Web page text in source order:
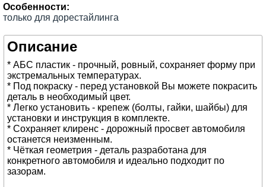
Особенности:
только для дорестайлинга
Описание
* АБС пластик - прочный, ровный, сохраняет форму при
экстремальных температурах.
* Под покраску - перед установкой Вы можете покрасить
деталь в необходимый цвет.
* Легко установить - крепеж (болты, гайки, шайбы) для
установки и инструкция в комплекте.
* Сохраняет клиренс - дорожный просвет автомобиля
останется неизменным.
* Чёткая геометрия - деталь разработана для
конкретного автомобиля и идеально подходит по
зазорам.